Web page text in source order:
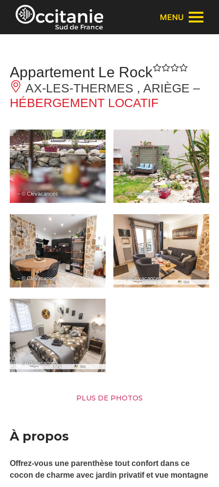
Panneau de gestion des cookies
MENU
Appartement Le Rock
AX-LES-THERMES , ARIÈGE –
HÉBERGEMENT LOCATIF
– © Clévacances – © Clévacances
– © Clévacances – © Clévacances
– © Clévacances
PLUS DE PHOTOS
À propos
Offrez-vous une parenthèse tout confort dans ce
cocon de charme avec jardin privatif et vue montagne